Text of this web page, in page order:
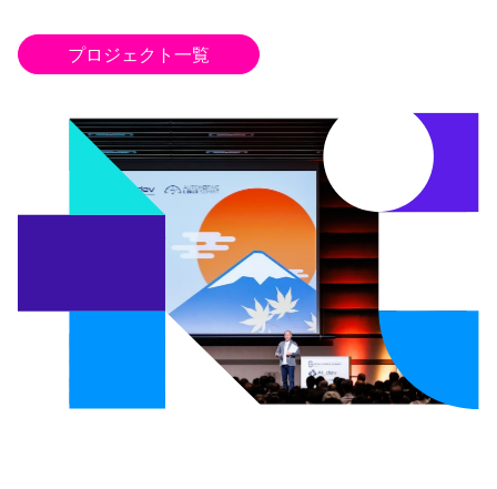
プロジェクト一覧